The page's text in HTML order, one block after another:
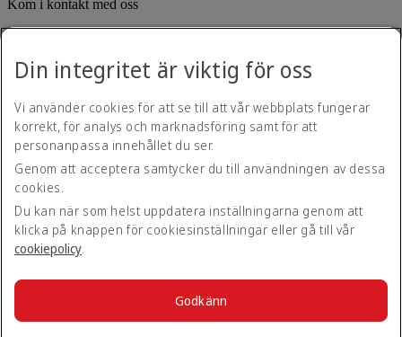
Kom i kontakt med oss
Hjälpmedelspolicy
Kontakta oss
Integritetspolicy
Regler och villkor
Cookiepolicy
Din integritet är viktig för oss
Vi använder cookies för att se till att vår webbplats fungerar
korrekt, för analys och marknadsföring samt för att
personanpassa innehållet du ser.
Genom att acceptera samtycker du till användningen av dessa
cookies.
Du kan när som helst uppdatera inställningarna genom att
klicka på knappen för cookiesinställningar eller gå till vår
cookiepolicy.
Godkänn